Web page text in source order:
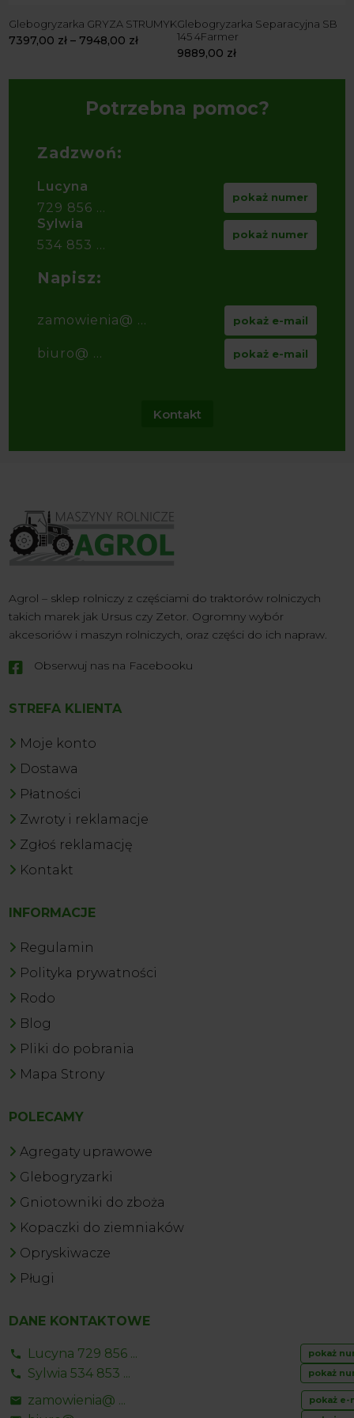
Glebogryzarka GRYZA STRUMYK
7397,00 zł – 7948,00 zł
Glebogryzarka Separacyjna SB
145 4Farmer
9889,00 zł
Potrzebna pomoc?
Zadzwoń:
Lucyna
729 856 ...
pokaż numer
Sylwia
534 853 ...
pokaż numer
Napisz:
zamowienia@ ... pokaż e-mail
biuro@ ... pokaż e-mail
Kontakt
Agrol – sklep rolniczy z częściami do traktorów rolniczych
takich marek jak Ursus czy Zetor. Ogromny wybór
akcesoriów i maszyn rolniczych, oraz części do ich napraw.
 Obserwuj nas na Facebooku
STREFA KLIENTA
Moje konto
Dostawa
Płatności
Zwroty i reklamacje
Zgłoś reklamację
Kontakt
INFORMACJE
Regulamin
Polityka prywatności
Rodo
Blog
Pliki do pobrania
Mapa Strony
POLECAMY
Agregaty uprawowe
Glebogryzarki
Gniotowniki do zboża
Kopaczki do ziemniaków
Opryskiwacze
Pługi
DANE KONTAKTOWE
Lucyna 729 856 ... pokaż
Sylwia 534 853 ... pokaż
zamowienia@ ... pokaż e-